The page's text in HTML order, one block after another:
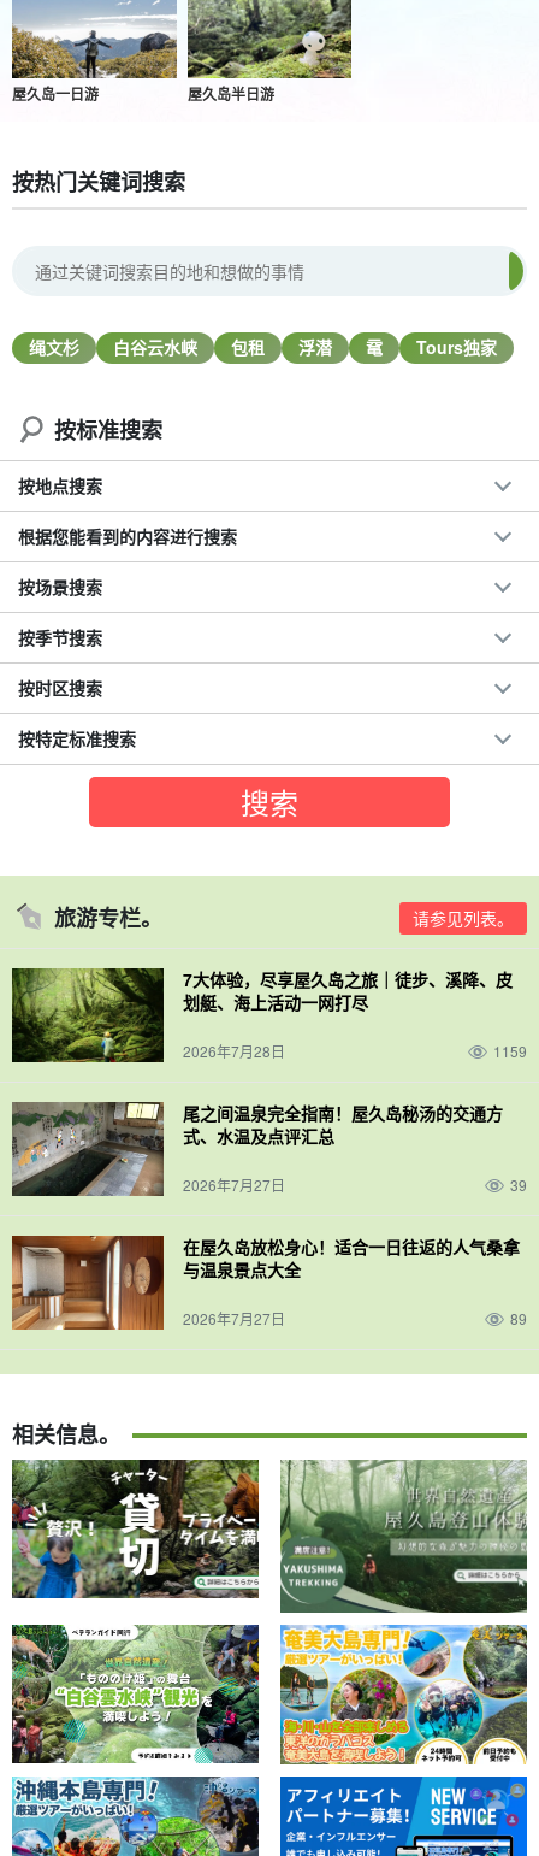
屋久岛一日游 屋久岛半日游
按热门关键词搜索
绳文杉 白谷云水峡 包租 浮潜 鼋 Tours独家
按标准搜索
按地点搜索
根据您能看到的内容进行搜索
按场景搜索
按季节搜索
按时区搜索
按特定标准搜索
旅游专栏。 请参见列表。
7大体验，尽享屋久岛之旅｜徒步、溪降、皮
划艇、海上活动一网打尽
2026年7月28日 1159
尾之间温泉完全指南！屋久岛秘汤的交通方
式、水温及点评汇总
2026年7月27日 39
在屋久岛放松身心！适合一日往返的人气桑拿
与温泉景点大全
2026年7月27日 89
相关信息。